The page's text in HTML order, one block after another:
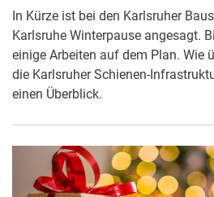
In Kürze ist bei den Karlsruher
Karlsruhe Winterpause angesagt.
einige Arbeiten auf dem Plan. Wie
die Karlsruher Schienen-
einen Überblick.